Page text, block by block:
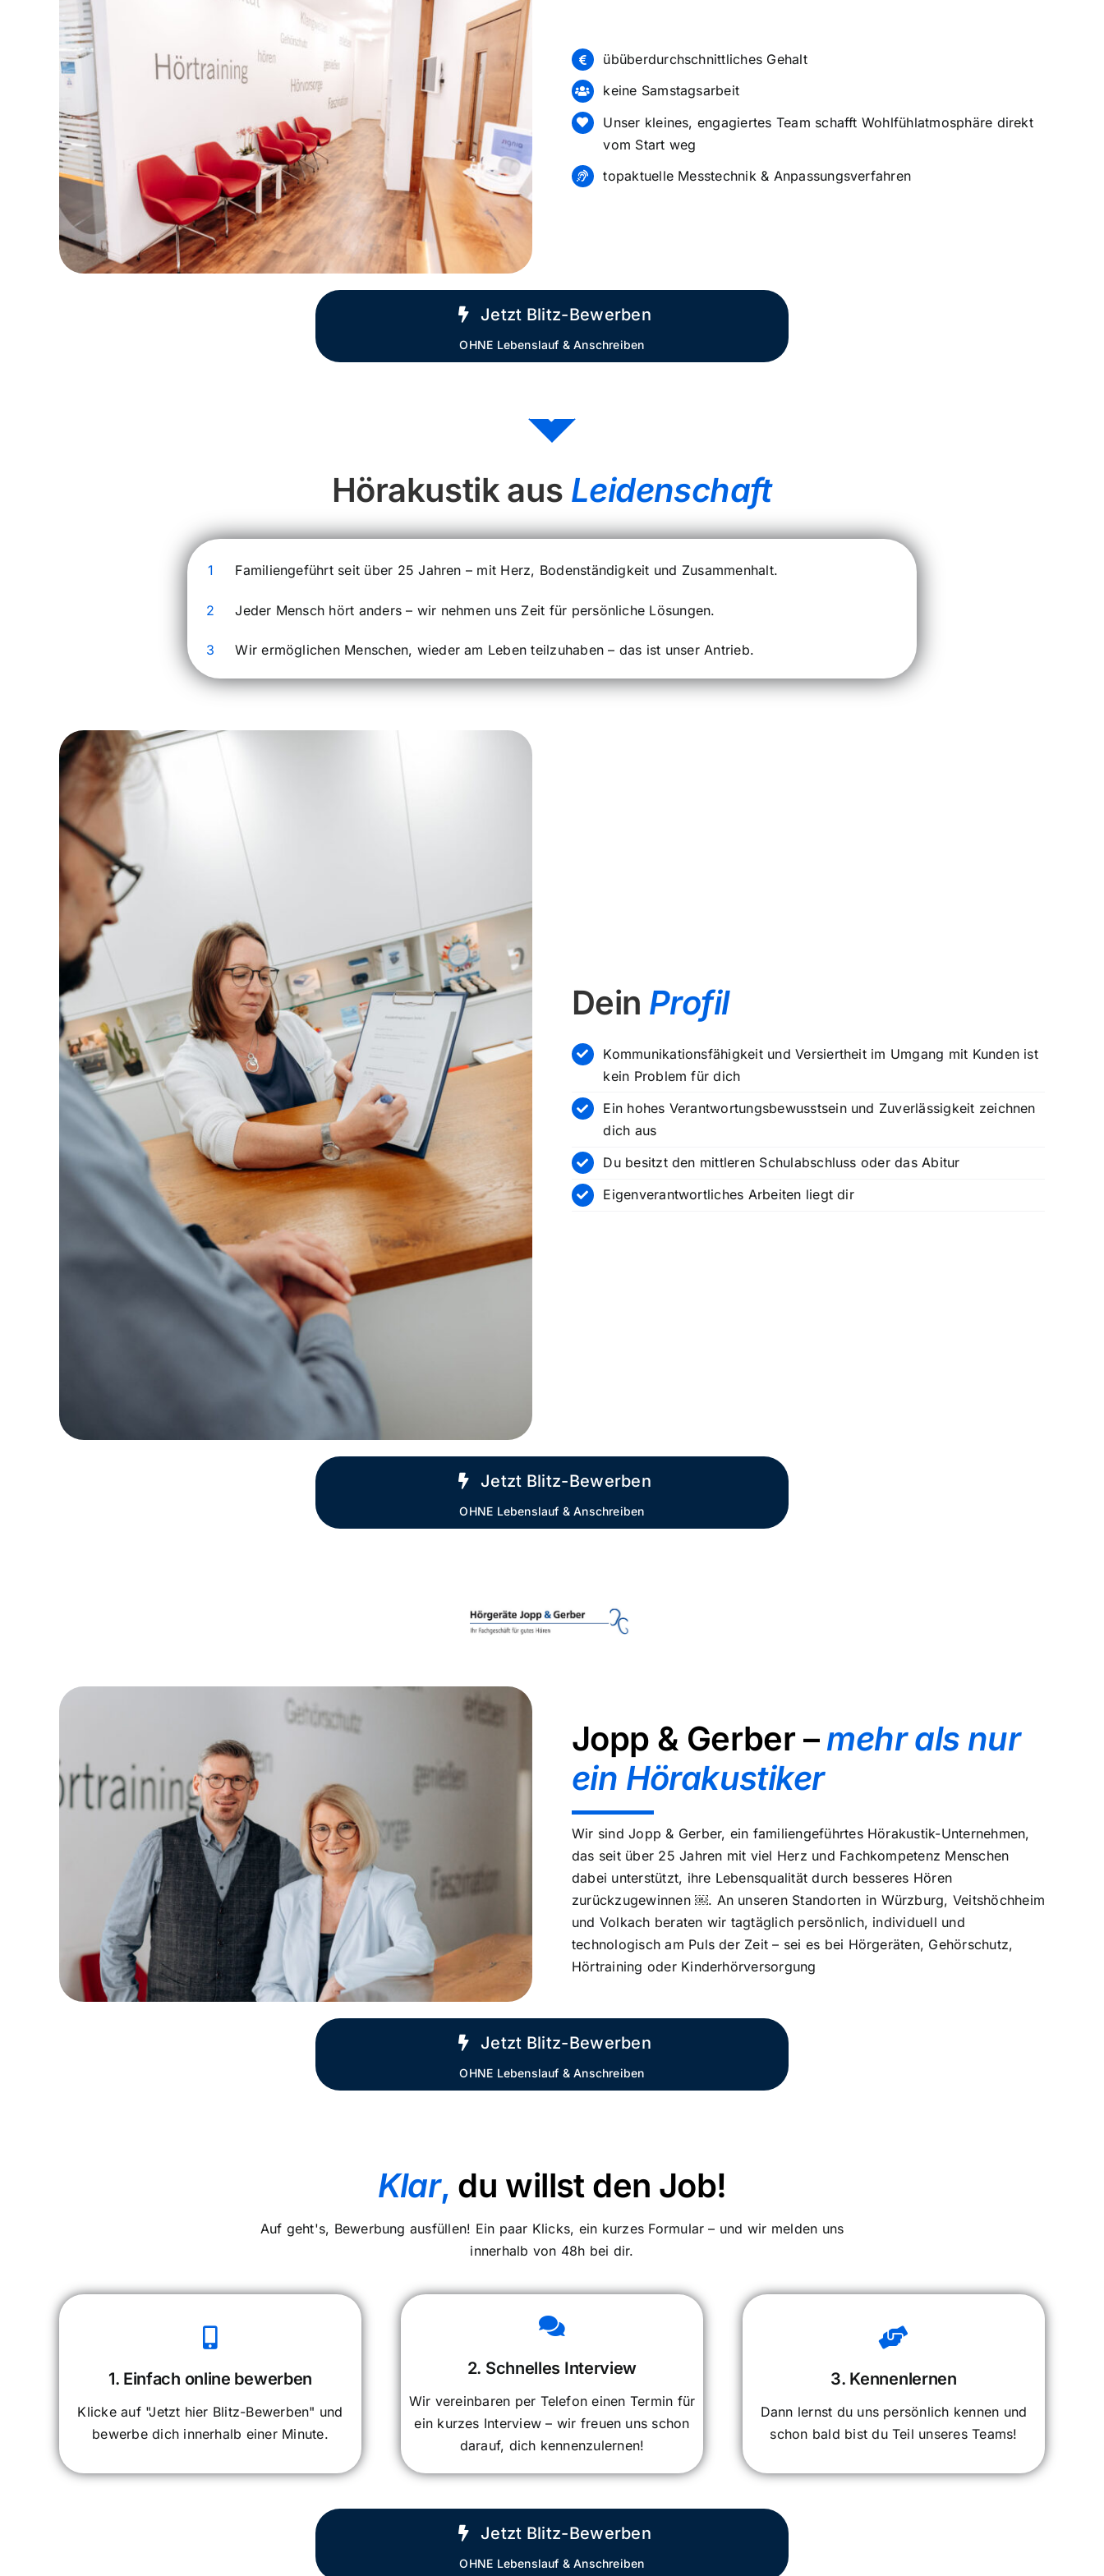
übüberdurchschnittliches Gehalt
keine Samstagsarbeit
Unser kleines, engagiertes Team schafft Wohlfühlatmosphäre direkt
vom Start weg
topaktuelle Messtechnik & Anpassungsverfahren
Jetzt Blitz-Bewerben
OHNE Lebenslauf & Anschreiben
Hörakustik aus Leidenschaft
1 Familiengeführt seit über 25 Jahren – mit Herz, Bodenständigkeit und Zusammenhalt.
2 Jeder Mensch hört anders – wir nehmen uns Zeit für persönliche Lösungen.
3 Wir ermöglichen Menschen, wieder am Leben teilzuhaben – das ist unser Antrieb.
Dein Profil
Kommunikationsfähigkeit und Versiertheit im Umgang mit Kunden ist
kein Problem für dich
Ein hohes Verantwortungsbewusstsein und Zuverlässigkeit zeichnen
dich aus
Du besitzt den mittleren Schulabschluss oder das Abitur
Eigenverantwortliches Arbeiten liegt dir
Jetzt Blitz-Bewerben
OHNE Lebenslauf & Anschreiben
Jopp & Gerber – mehr als nur
ein Hörakustiker
Wir sind Jopp & Gerber, ein familiengeführtes Hörakustik-Unternehmen,
das seit über 25 Jahren mit viel Herz und Fachkompetenz Menschen
dabei unterstützt, ihre Lebensqualität durch besseres Hören
zurückzugewinnen ￼. An unseren Standorten in Würzburg, Veitshöchheim
und Volkach beraten wir tagtäglich persönlich, individuell und
technologisch am Puls der Zeit – sei es bei Hörgeräten, Gehörschutz,
Hörtraining oder Kinderhörversorgung
Jetzt Blitz-Bewerben
OHNE Lebenslauf & Anschreiben
Klar, du willst den Job!
Auf geht's, Bewerbung ausfüllen! Ein paar Klicks, ein kurzes Formular – und wir melden uns
innerhalb von 48h bei dir.
1. Einfach online bewerben
Klicke auf "Jetzt hier Blitz-Bewerben" und
bewerbe dich innerhalb einer Minute.
2. Schnelles Interview
Wir vereinbaren per Telefon einen Termin für
ein kurzes Interview – wir freuen uns schon
darauf, dich kennenzulernen!
3. Kennenlernen
Dann lernst du uns persönlich kennen und
schon bald bist du Teil unseres Teams!
Jetzt Blitz-Bewerben
OHNE Lebenslauf & Anschreiben